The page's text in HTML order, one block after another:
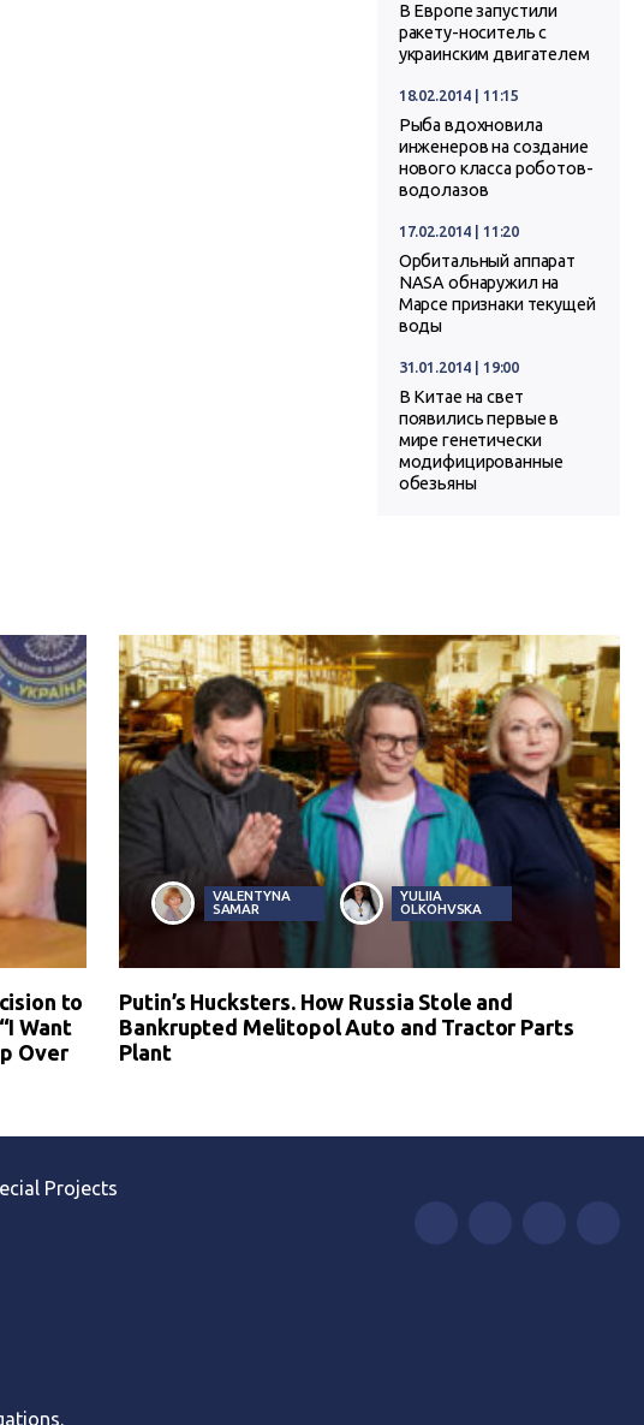
В Европе запустили
ракету-носитель с
украинским двигателем
18.02.2014 | 11:15
Рыба вдохновила
инженеров на создание
нового класса роботов-
водолазов
17.02.2014 | 11:20
Орбитальный аппарат
NASA обнаружил на
Марсе признаки текущей
воды
31.01.2014 | 19:00
В Китае на свет
появились первые в
мире генетически
модифицированные
обезьяны
to
Want
Over
VALENTYNA
SAMAR
YULIIA
OLKOHVSKA
Putin’s Hucksters. How Russia Stole and
Bankrupted Melitopol Auto and Tractor Parts
Plant
Projects